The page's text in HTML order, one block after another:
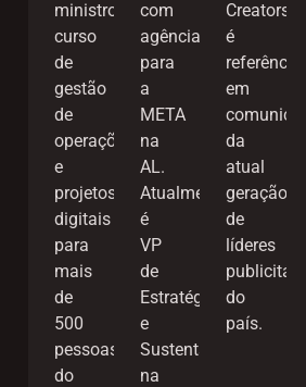
ministrou
curso
de
gestão
de
operações
e
projetos
digitais
para
mais
de
500
pessoas
do
com
agências
para
a
META
na
AL.
Atualmente
é
VP
de
Estratégia
e
Sustentabilidade
na
Creators,
é
referência
em
da
atual
geração
de
líderes
do
país.